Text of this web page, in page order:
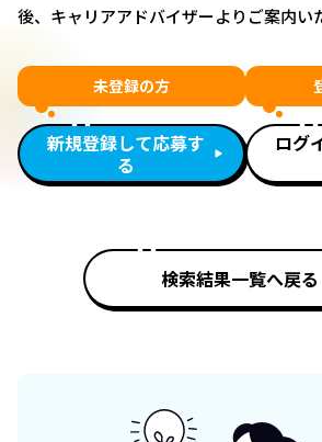
後、キャリアアドバイザーよりご案内い
未登録の方
新規登録して応募す
る
ログ
検索結果一覧へ戻る